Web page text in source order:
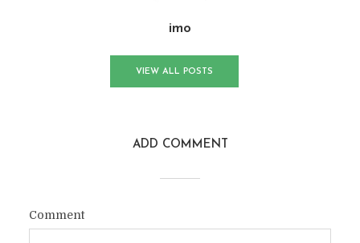
imo
VIEW ALL POSTS
ADD COMMENT
Comment